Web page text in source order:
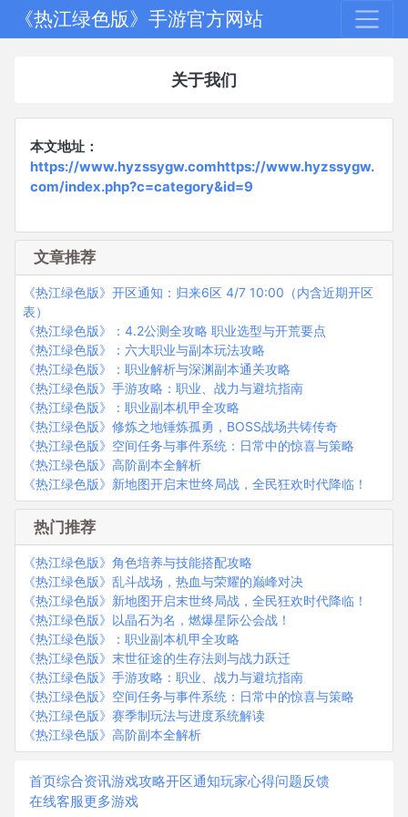
《热江绿色版》手游官方网站
关于我们
本文地址：
https://www.hyzssygw.comhttps://www.hyzssygw.
com/index.php?c=category&id=9
文章推荐
《热江绿色版》开区通知：归来6区 4/7 10:00（内含近期开区
表）
《热江绿色版》：4.2公测全攻略 职业选型与开荒要点
《热江绿色版》：六大职业与副本玩法攻略
《热江绿色版》：职业解析与深渊副本通关攻略
《热江绿色版》手游攻略：职业、战力与避坑指南
《热江绿色版》：职业副本机甲全攻略
《热江绿色版》修炼之地锤炼孤勇，BOSS战场共铸传奇
《热江绿色版》空间任务与事件系统：日常中的惊喜与策略
《热江绿色版》高阶副本全解析
《热江绿色版》新地图开启末世终局战，全民狂欢时代降临！
热门推荐
《热江绿色版》角色培养与技能搭配攻略
《热江绿色版》乱斗战场，热血与荣耀的巅峰对决
《热江绿色版》新地图开启末世终局战，全民狂欢时代降临！
《热江绿色版》以晶石为名，燃爆星际公会战！
《热江绿色版》：职业副本机甲全攻略
《热江绿色版》末世征途的生存法则与战力跃迁
《热江绿色版》手游攻略：职业、战力与避坑指南
《热江绿色版》空间任务与事件系统：日常中的惊喜与策略
《热江绿色版》赛季制玩法与进度系统解读
《热江绿色版》高阶副本全解析
首页综合资讯游戏攻略开区通知玩家心得问题反馈
在线客服更多游戏